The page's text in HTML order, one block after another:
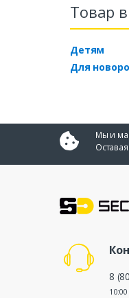
Товар
Детям
Для
Мы и
8